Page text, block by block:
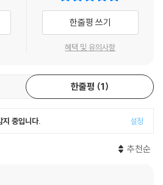
과 시간을 보내려고 노력하고 평일에는 친
춰 아이들의 놀이나 학습 스케줄을 만든
지만 아이들은 얼마나 이런 것들을 즐길 수
는 유익하기만 한 박물관 투어가 아이에겐
. 사과나무에서 사과를 따는 것도, 구름 속
치 큰 거인에게는 쉽고 재미있는 일이지만
필요한, 힘겨운 일인 것처럼.
이와 눈높이를 맞출 것!
같아 미안하다’고. 자신의 눈높이에 맞춰
한줄평 쓰기
혜택 및 유의사항
한줄평 1
지 중입니다. 설정
추천순